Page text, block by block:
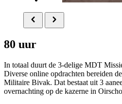
80 uur
In totaal duurt de 3-delige MDT
Diverse online opdrachten bereiden
Militaire Bivak. Dat bestaat uit 3
overnachting op de kazerne in